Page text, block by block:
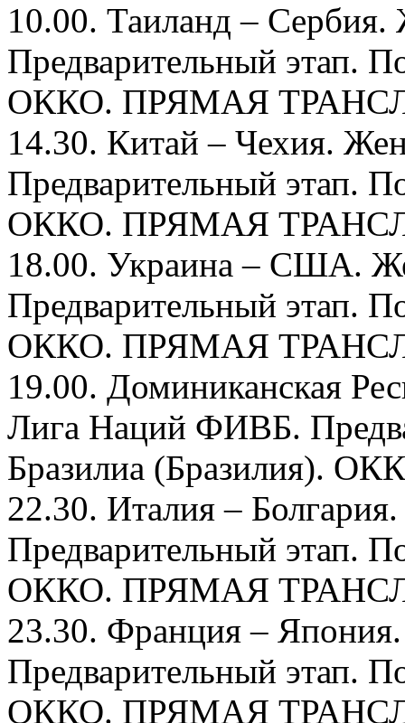
10.00. Таиланд –
Предварительный этап.
ОККО. ПРЯМАЯ
14.30. Китай – Чехия.
Предварительный этап.
ОККО. ПРЯМАЯ
18.00. Украина – США.
Предварительный этап.
ОККО. ПРЯМАЯ
19.00. Доминиканская
Лига Наций ФИВБ.
Бразилиа (Бразилия).
22.30. Италия –
Предварительный этап.
ОККО. ПРЯМАЯ
23.30. Франция –
Предварительный этап.
ОККО. ПРЯМАЯ